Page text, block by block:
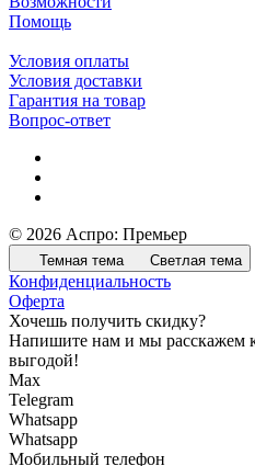
Помощь
Условия оплаты
Условия доставки
Гарантия на товар
Вопрос-ответ
© 2026 Аспро: Премьер
Темная тема Светлая тема
Конфиденциальность
Оферта
Хочешь получить скидку?
Напишите нам и мы расскажем
выгодой!
Max
Telegram
Whatsapp
Whatsapp
Мобильный телефон